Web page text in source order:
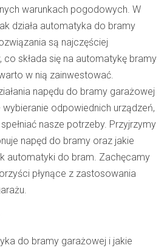
warunkach pogodowych. W
działa automatyka do bramy
są najczęściej
składa się na automatykę bramy
w nią zainwestować.
napędu do bramy garażowej
odpowiednich urządzeń,
nasze potrzeby. Przyjrzymy
napęd do bramy oraz jakie
automatyki do bram. Zachęcamy
płynące z zastosowania
do bramy garażowej i jakie